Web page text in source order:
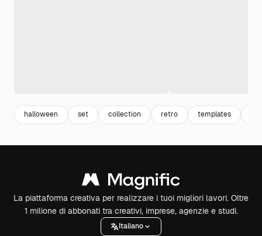
halloween set collection retro templates
La piattaforma creativa per realizzare i tuoi migliori lavori. Oltre
1 milione di abbonati tra creativi, imprese, agenzie e studi.
Italiano